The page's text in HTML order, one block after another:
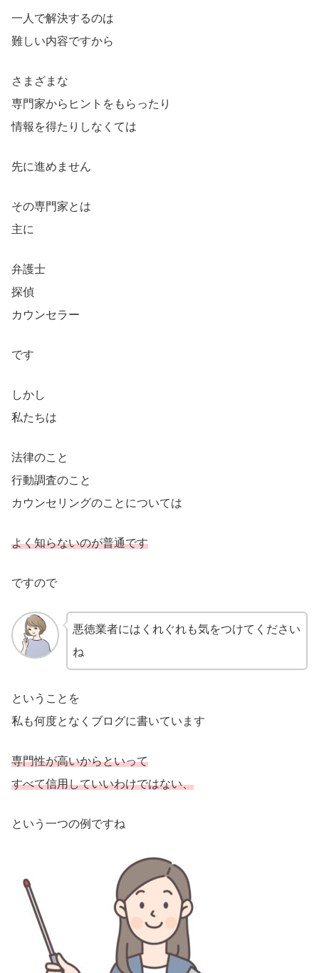
一人で解決するのは
難しい内容ですから
さまざまな
専門家からヒントをもらったり
情報を得たりしなくては
先に進めません
その専門家とは
主に
弁護士
探偵
カウンセラー
です
しかし
私たちは
法律のこと
行動調査のこと
カウンセリングのことについては
よく知らないのが普通です
ですので
悪徳業者にはくれぐれも気をつけてください
ね
ということを
私も何度となくブログに書いています
専門性が高いからといって
すべて信用していいわけではない、
という一つの例ですね